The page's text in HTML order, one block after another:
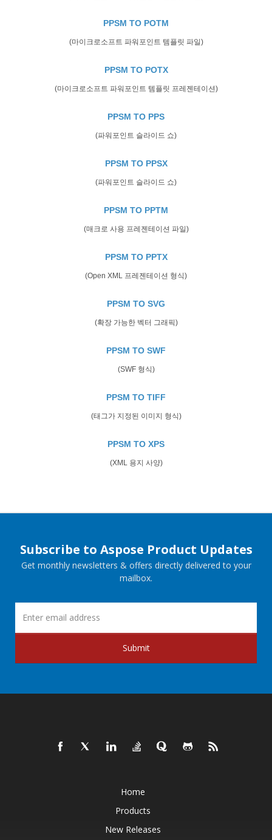
PPSM TO POTM
(마이크로소프트 파워포인트 템플릿 파일)
PPSM TO POTX
(마이크로소프트 파워포인트 템플릿 프레젠테이션)
PPSM TO PPS
(파워포인트 슬라이드 쇼)
PPSM TO PPSX
(파워포인트 슬라이드 쇼)
PPSM TO PPTM
(매크로 사용 프레젠테이션 파일)
PPSM TO PPTX
(Open XML 프레젠테이션 형식)
PPSM TO SVG
(확장 가능한 벡터 그래픽)
PPSM TO SWF
(SWF 형식)
PPSM TO TIFF
(태그가 지정된 이미지 형식)
PPSM TO XPS
(XML 용지 사양)
Subscribe to Aspose Product Updates
Get monthly newsletters & offers directly delivered to your
mailbox.
Submit
Home
Products
New Releases